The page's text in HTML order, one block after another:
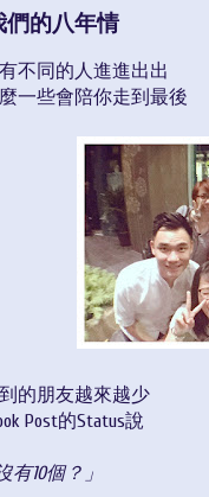
們的八年情
不同的人進進出出
一些會陪你走到最後
的朋友越來越少
Post的Status說
10個？」